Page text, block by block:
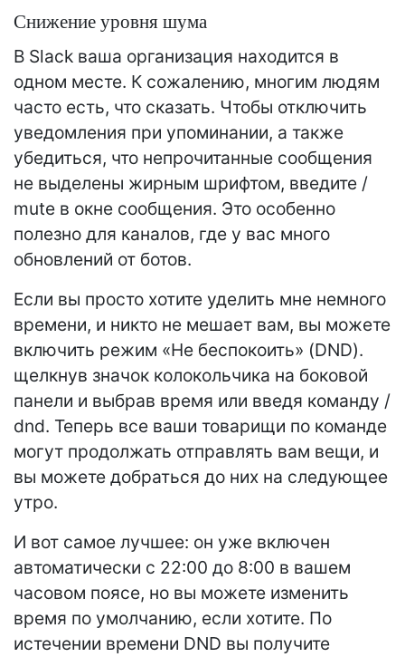
Снижение уровня шума
В Slack ваша организация находится в
одном месте. К сожалению, многим людям
часто есть, что сказать. Чтобы отключить
уведомления при упоминании, а также
убедиться, что непрочитанные сообщения
не выделены жирным шрифтом, введите /
mute в окне сообщения. Это особенно
полезно для каналов, где у вас много
обновлений от ботов.
Если вы просто хотите уделить мне немного
времени, и никто не мешает вам, вы можете
включить режим «Не беспокоить» (DND).
щелкнув значок колокольчика на боковой
панели и выбрав время или введя команду /
dnd. Теперь все ваши товарищи по команде
могут продолжать отправлять вам вещи, и
вы можете добраться до них на следующее
утро.
И вот самое лучшее: он уже включен
автоматически с 22:00 до 8:00 в вашем
часовом поясе, но вы можете изменить
время по умолчанию, если хотите. По
истечении времени DND вы получите